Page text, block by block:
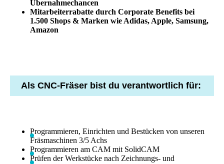
Übernahmechancen
Mitarbeiterrabatte durch Corporate Benefits bei
1.500 Shops & Marken wie Adidas, Apple, Samsung,
Amazon
Als CNC-Fräser bist du verantwortlich für:
Programmieren, Einrichten und Bestücken von unseren
Fräsmaschinen 3/5 Achs
Programmieren am CAM mit SolidCAM
Prüfen der Werkstücke nach Zeichnungs- und